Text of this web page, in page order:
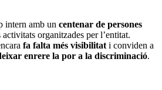
intern amb un centenar de persones
organitzades per l’entitat.
fa falta més visibilitat i conviden a
enrere la por a la discriminació.